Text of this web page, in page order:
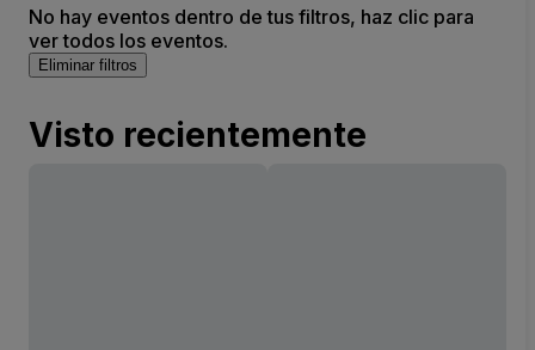
No hay eventos dentro de tus filtros, haz clic para
ver todos los eventos.
Eliminar filtros
Visto recientemente